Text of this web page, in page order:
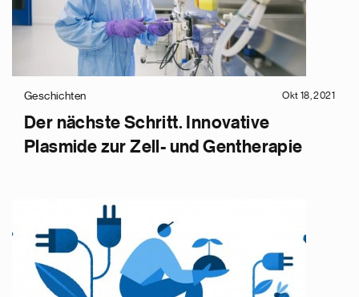
Geschichten Okt 18, 2021
Der nächste Schritt. Innovative
Plasmide zur Zell- und Gentherapie